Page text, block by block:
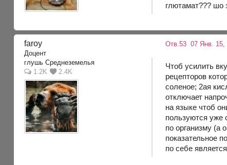
глютамат??? шо
faroy
Доцент
глушь Среднеземелья
1.2K
2.4K
Отв.53 07 Янв. 15,
Чтоб усилить
рецепторов
соленое; 2ая
отключает
на языке чтоб
пользуются уже
по организму (а
показательное
по себе